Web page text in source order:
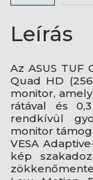
Leírás
Az ASUS TUF
Quad HD
monitor,
rátával és
rendkívül
monitor
VESA
kép